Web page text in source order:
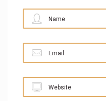
Name
Email
Website